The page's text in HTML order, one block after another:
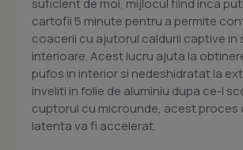
suficient de moi, mijlocul fiind inca
cartofii 5 minute pentru a permite
coacerii cu ajutorul caldurii captive in
interioare. Acest lucru ajuta la
pufos in interior si nedeshidratat la
inveliti in folie de aluminiu dupa ce-l
cuptorul cu microunde, acest proces
latenta va fi accelerat.